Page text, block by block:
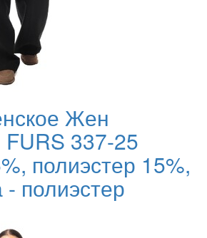
Жен
337-25
полиэстер 15%,
- полиэстер